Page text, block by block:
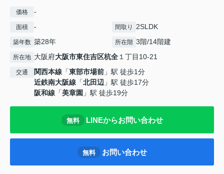
価格 -
面積 - 間取り 2SLDK
築年数 築28年 所在階 3階/14階建
所在地 大阪府大阪市東住吉区杭全 １丁目10-21
交通 関西本線 「東部市場前 」駅 徒歩1分
近鉄南大阪線 「北田辺 」駅 徒歩17分
阪和線 「美章園 」駅 徒歩19分
無料 LINEからお問い合わせ
無料 お問い合わせ